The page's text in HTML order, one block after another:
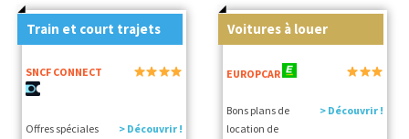
Train et court trajets
SNCF CONNECT
Offres spéciales
> Découvrir !
Voitures à louer
EUROPCAR
Bons plans de
location de
> Découvrir !